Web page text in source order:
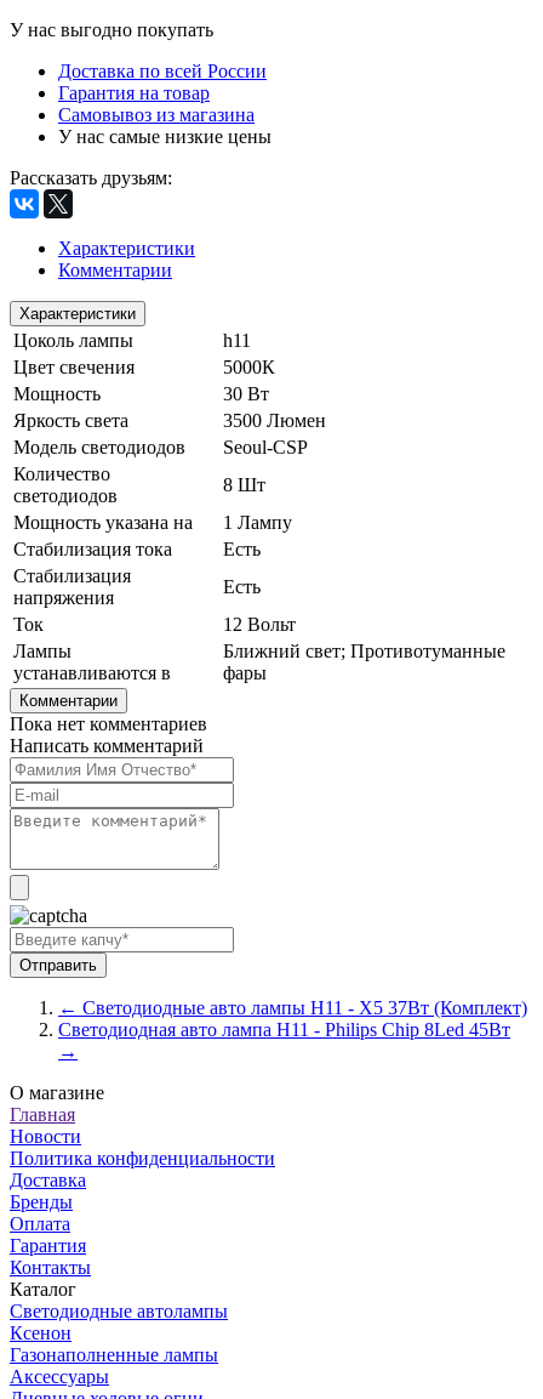
У нас выгодно покупать
Доставка по всей России
Гарантия на товар
Самовывоз из магазина
У нас самые низкие цены
Рассказать друзьям:
Характеристики
Комментарии
Характеристики
Цоколь лампы
h11
Цвет свечения
5000К
Мощность
30 Вт
Яркость света
3500 Люмен
Модель светодиодов
Seoul-CSP
Количество
светодиодов
8 Шт
Мощность указана на
1 Лампу
Стабилизация тока
Есть
Стабилизация
напряжения
Есть
Ток
12 Вольт
Лампы
устанавливаются в
Ближний свет; Противотуманные
фары
Комментарии
Пока нет комментариев
Написать комментарий
← Светодиодные авто лампы H11 - X5 37Вт (Комплект)
Светодиодная авто лампа H11 - Philips Chip 8Led 45Вт
→
О магазине
Главная
Новости
Политика конфиденциальности
Доставка
Бренды
Оплата
Гарантия
Контакты
Каталог
Светодиодные автолампы
Ксенон
Газонаполненные лампы
Аксессуары